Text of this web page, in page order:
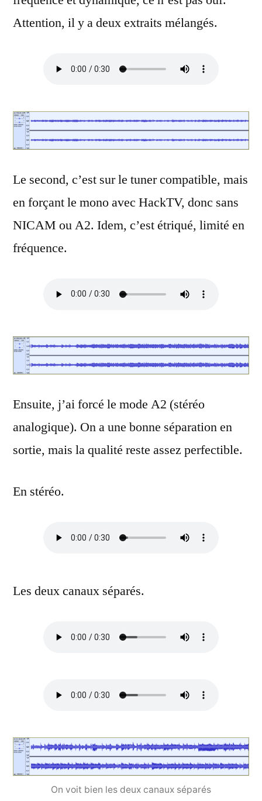
Attention, il y a deux extraits mélangés.
Le second, c’est sur le tuner compatible, mais
en forçant le mono avec HackTV, donc sans
NICAM ou A2. Idem, c’est étriqué, limité en
fréquence.
Ensuite, j’ai forcé le mode A2 (stéréo
analogique). On a une bonne séparation en
sortie, mais la qualité reste assez perfectible.
En stéréo.
Les deux canaux séparés.
On voit bien les deux canaux séparés